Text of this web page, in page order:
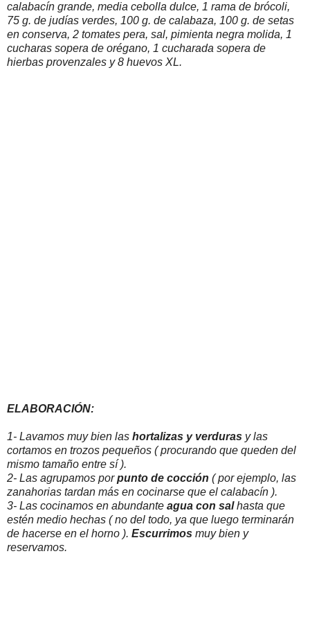
calabacín grande, media cebolla dulce, 1 rama de brócoli,
75 g. de judías verdes, 100 g. de calabaza, 100 g. de setas
en conserva, 2 tomates pera, sal, pimienta negra molida, 1
cucharas sopera de orégano, 1 cucharada sopera de
hierbas provenzales y 8 huevos XL.
ELABORACIÓN:
1- Lavamos muy bien las hortalizas y verduras y las
cortamos en trozos pequeños ( procurando que queden del
mismo tamaño entre sí ).
2- Las agrupamos porpunto de cocción ( por ejemplo, las
zanahorias tardan más en cocinarse que el calabacín ).
3- Las cocinamos en abundante agua con salhasta que
estén medio hechas ( no del todo, ya que luego terminarán
de hacerse en el horno ). Escurrimos muy bien y
reservamos.